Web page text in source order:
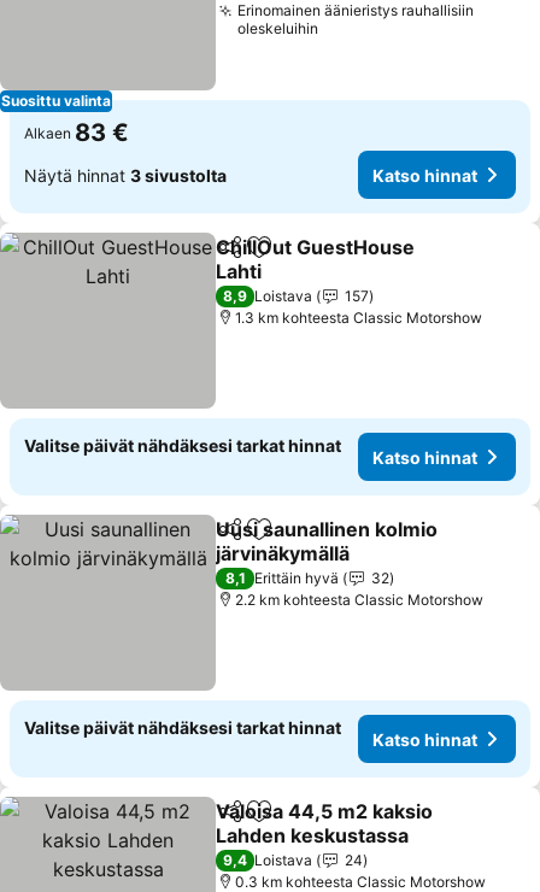
Suosittu valinta
Erinomainen äänieristys rauhallisiin
oleskeluihin
Alkaen 83 €
Näytä hinnat 3 sivustolta Katso hinnat
Jaa Lisää suosikkeihin
ChillOut GuestHouse
Lahti
Katso hinnat
8,9 Loistava
157
1.3 km kohteesta Classic Motorshow
Valitse päivät nähdäksesi tarkat hinnat
Katso hinnat
Jaa Lisää suosikkeihin
Uusi saunallinen kolmio
järvinäkymällä
Katso hinnat
8,1 Erittäin hyvä
32
2.2 km kohteesta Classic Motorshow
Valitse päivät nähdäksesi tarkat hinnat
Katso hinnat
Jaa Lisää suosikkeihin
Valoisa 44,5 m2 kaksio
Lahden keskustassa
Katso hinnat
9,4 Loistava
24
0.3 km kohteesta Classic Motorshow